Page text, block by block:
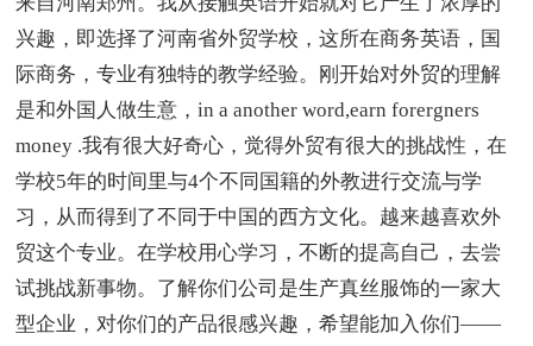
兴趣，即选择了河南省外贸学校，这所在商务英语，国
际商务，专业有独特的教学经验。刚开始对外贸的理解
是和外国人做生意，in a another word,earn forergners
money .我有很大好奇心，觉得外贸有很大的挑战性，在
学校5年的时间里与4个不同国籍的外教进行交流与学
习，从而得到了不同于中国的西方文化。越来越喜欢外
贸这个专业。在学校用心学习，不断的提高自己，去尝
试挑战新事物。了解你们公司是生产真丝服饰的一家大
型企业，对你们的产品很感兴趣，希望能加入你们——